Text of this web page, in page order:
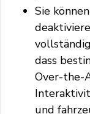
Sie
dass
Over-the-
und